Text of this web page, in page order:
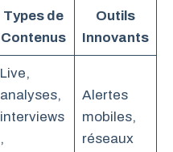
Types de
Contenus
Outils
Innovants
Live,
analyses,
interviews
,
Alertes
mobiles,
réseaux